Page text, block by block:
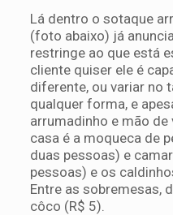
Lá dentro o sotaque
(foto abaixo) já
restringe ao que está
cliente quiser ele é
diferente, ou variar no
qualquer forma, e
arrumadinho e mão
casa é a moqueca de
duas pessoas) e
pessoas) e os
Entre as sobremesas,
côco (R$ 5).